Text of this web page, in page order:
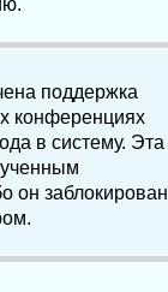
поддержка
конференциях
в систему. Эта
он заблокирован